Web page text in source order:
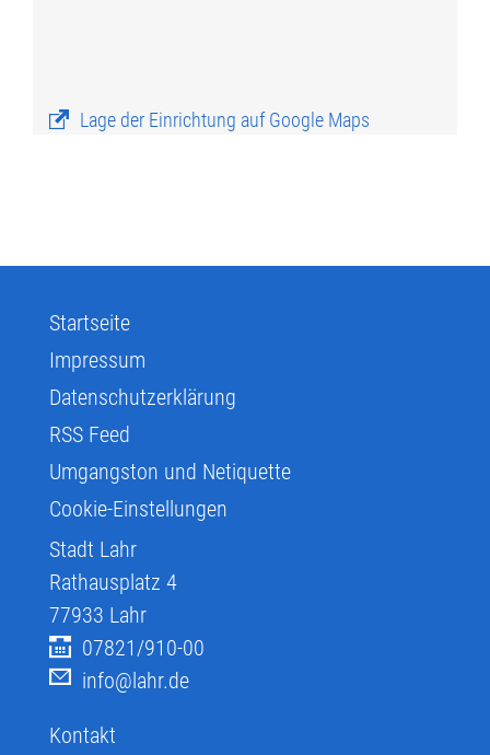
Lage der Einrichtung auf Google Maps
Startseite
Impressum
Datenschutzerklärung
RSS Feed
Umgangston und Netiquette
Cookie-Einstellungen
Stadt Lahr
Rathausplatz 4
77933 Lahr
07821/910-00
info@lahr.de
Kontakt